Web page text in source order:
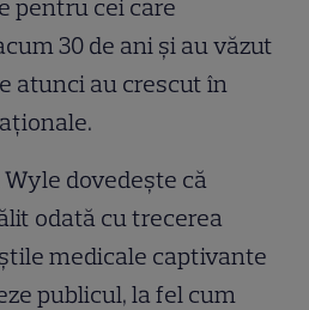
pentru cei care
30 de ani și au văzut
atunci au crescut în
Wyle dovedește că
odată cu trecerea
medicale captivante
publicul, la fel cum